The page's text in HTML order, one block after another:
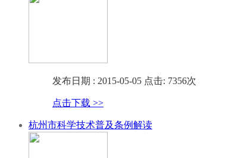
发布日期 : 2015-05-05 点击: 7356次
点击下载 >>
杭州市科学技术普及条例解读